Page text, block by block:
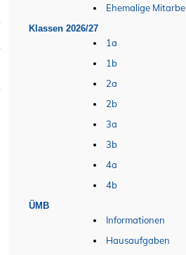
Ehemalige
Klassen 2026/27
1a
1b
2a
2b
3a
3b
4a
4b
ÜMB
Informationen
Hausaufgaben